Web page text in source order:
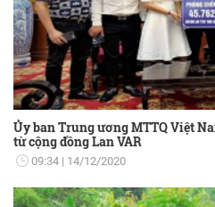
Ủy ban Trung ương MTTQ Việt
từ cộng đồng Lan VAR
09:34 14/12/2020